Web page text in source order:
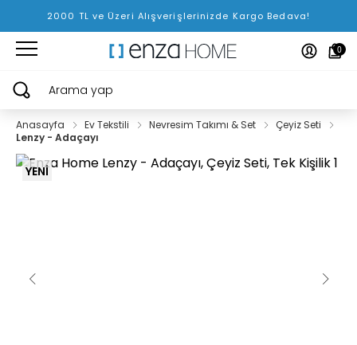
2000 TL ve Üzeri Alışverişlerinizde Kargo Bedava!
0
Arama yap
Anasayfa Ev Tekstili Nevresim Takımı & Set
Çeyiz Seti
Lenzy - Adaçayı
YENİ